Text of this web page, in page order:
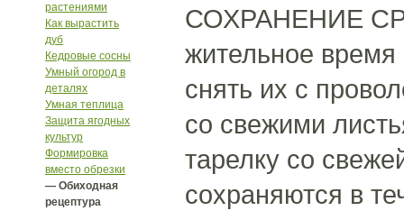
растениями
Как вырастить
дуб
Кедровые сосны
Умный огород в
деталях
Умная теплица
Защита ягодных
культур
Формировка
вместо обрезки
— Обиходная
рецептура
СОХРАНЕНИЕ
жительное время
снять их с
со свежими
тарелку со
сохраняются в